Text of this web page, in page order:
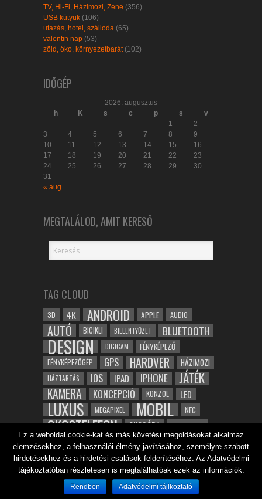
TV, Hi-Fi, Házimozi, Zene (356)
USB kütyük (106)
utazás, hotel, szálloda (65)
valentin nap (53)
zöld, öko, környezetbarát(102)
IDŐGÉP
2026. augusztus
h
K s c p s
v
1
2
3
4 5 6 7 8
9
10
11 12 13 14 15
16
17
18 19 20 21 22
23
24
25 26 27 28 29
30
31
« aug
MEGTALÁLOD, AMIT KERESŐ
TAG CLOUD
3D 4K ANDROID APPLE AUDIO
AUTÓ BICIKLI BILLENTYŰZET BLUETOOTH
DESIGN DIGICAM FÉNYKÉPEZŐ
FÉNYKÉPEZŐGÉP GPS HARDVER HÁZIMOZI
HÁZTARTÁS IOS IPAD IPHONE JÁTÉK
KAMERA KONCEPCIÓ KONZOL LED
LUXUS MEGAPIXEL MOBIL NFC
OKOSTELEFON OKOSÓRA OUTDOOR
ROBOT SAMSUNG SPORT TABLET
TESZT VIDEÓ VÍZÁLLÓ WIFI ZENE ZÖLD
ÉPÍTÉSZET ÉRINTŐKÉPERNYŐ ÓRA
Ez a weboldal cookie-kat és más követési megoldásokat alkalmaz
elemzésekhez, a felhasználói élmény javításához, személyre szabott
hirdetésekhez és a hirdetési csalások felderítéséhez. Az Adatvédelmi
tájékoztatóban részletesen is megtalálhatóak ezek az információk.
Rendben Adatvédelmi tájlkoztató